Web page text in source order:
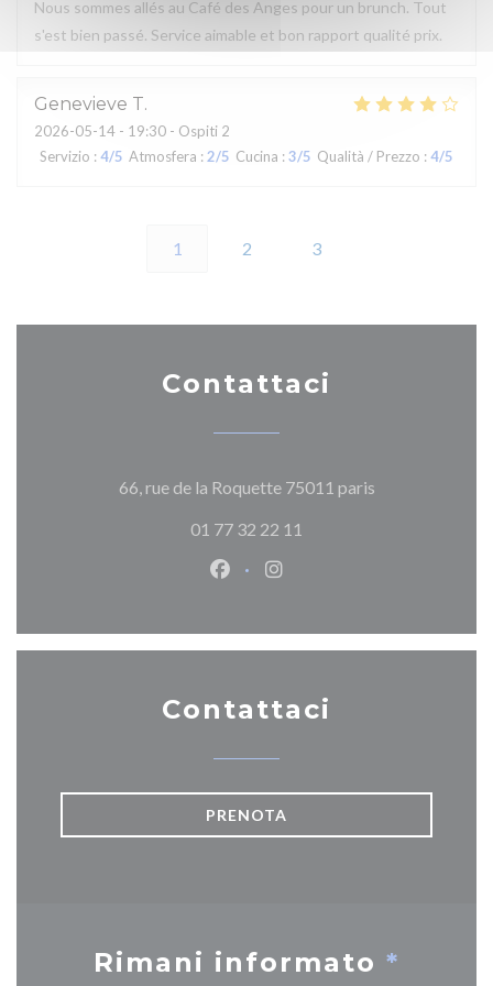
Nous sommes allés au Café des Anges pour un brunch. Tout
s'est bien passé. Service aimable et bon rapport qualité prix.
Genevieve T
2026-05-14 - 19:30 - Ospiti 2
Servizio : 4/5 Atmosfera : 2/5 Cucina :3/5 Qualità / Prezzo : 4/5
1 2 3
Contattaci
66, rue de la Roquette 75011 paris((apre una
01 77 32 22 11
Facebook ((apre una nuova
Instagram ((apre una
Contattaci
PRENOTA
Rimani informato *